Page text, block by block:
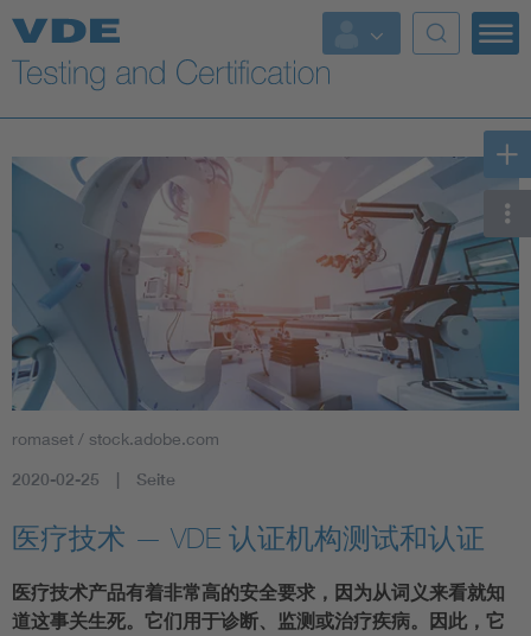
Key Topics
romaset / stock.adobe.com
2020-02-25 Seite
医疗技术 — VDE 认证机构测试和认证
医疗技术产品有着非常高的安全要求，因为从词义来看就知
道这事关生死。它们用于诊断、监测或治疗疾病。因此，它